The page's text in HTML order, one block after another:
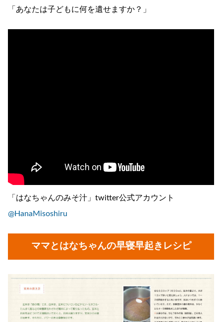
「あなたは子どもに何を遺せますか？」
「はなちゃんのみそ汁」twitter公式アカウント
@HanaMisoshiru
ママとはなちゃんの早寝早起きレシピ